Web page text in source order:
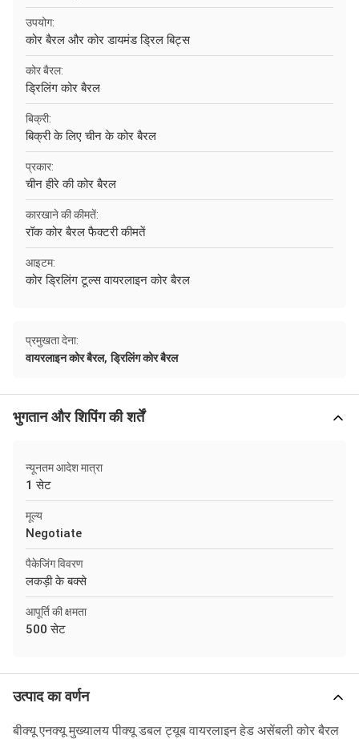
उपयोग:
कोर बैरल और कोर डायमंड ड्रिल बिट्स
कोर बैरल:
ड्रिलिंग कोर बैरल
बिक्री:
बिक्री के लिए चीन के कोर बैरल
प्रकार:
चीन हीरे की कोर बैरल
कारखाने की कीमतें:
रॉक कोर बैरल फैक्टरी कीमतें
आइटम:
कोर ड्रिलिंग टूल्स वायरलाइन कोर बैरल
प्रमुखता देना:
वायरलाइन कोर बैरल,ड्रिलिंग कोर बैरल
भुगतान और शिपिंग की शर्तें
न्यूनतम आदेश मात्रा
1 सेट
मूल्य
Negotiate
पैकेजिंग विवरण
लकड़ी के बक्से
आपूर्ति की क्षमता
500 सेट
उत्पाद का वर्णन
बीक्यू एनक्यू मुख्यालय पीक्यू डबल ट्यूब वायरलाइन हेड असेंबली कोर बैरल